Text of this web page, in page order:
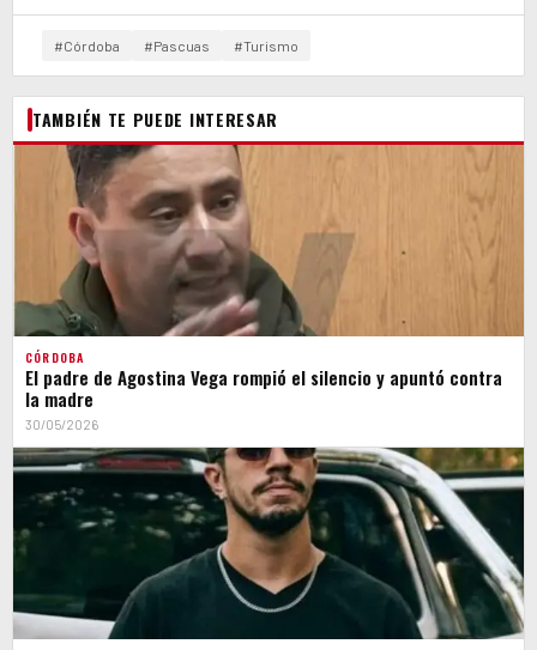
#Córdoba #Pascuas #Turismo
TAMBIÉN TE PUEDE INTERESAR
CÓRDOBA
El padre de Agostina Vega rompió el silencio y apuntó contra
la madre
30/05/2026